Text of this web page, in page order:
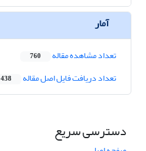
آمار
تعداد مشاهده مقاله 760
تعداد دریافت فایل اصل مقاله 438
دسترسی سریع